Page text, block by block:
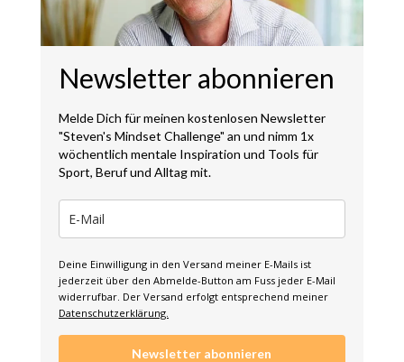
Newsletter abonnieren
Melde Dich für meinen kostenlosen Newsletter
"Steven's Mindset Challenge" an und nimm 1x
wöchentlich mentale Inspiration und Tools für
Sport, Beruf und Alltag mit.
Deine Einwilligung in den Versand meiner E-Mails ist
jederzeit über den Abmelde-Button am Fuss jeder E-Mail
widerrufbar. Der Versand erfolgt entsprechend meiner
Datenschutzerklärung.
Newsletter abonnieren